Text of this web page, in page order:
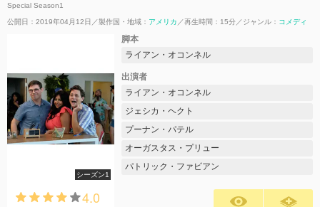
Special Season1
公開日：2019年04月12日 製作国・地域： アメリカ 再生時間：15分 ジャンル： コメディ
シーズン1
4.0
脚本
ライアン・オコンネル
出演者
ライアン・オコンネル
ジェシカ・ヘクト
プーナン・パテル
オーガスタス・プリュー
パトリック・ファビアン